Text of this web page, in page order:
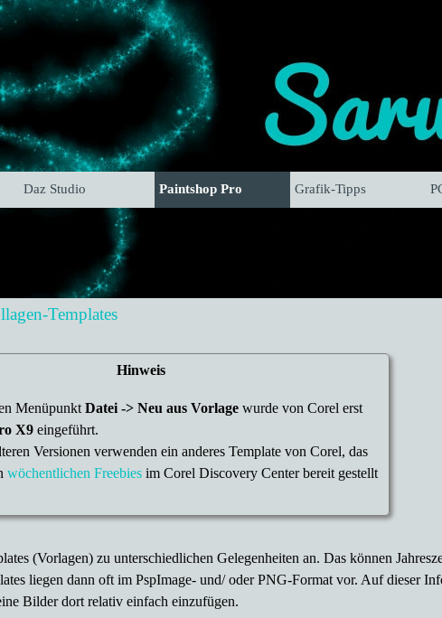
Daz Studio Paintshop Pro Grafik-Tipps
Templates
Hinweis
MenüpunktDatei -> Neu aus Vorlage wurde von Corel erst
X9 eingeführt.
Versionen verwenden ein anderes Template von Corel, das
wöchentlichen Freebies im Corel Discovery Center bereit gestellt
(Vorlagen) zu unterschiedlichen Gelegenheiten an. Das können
liegen dann oft im PspImage- und/ oder PNG-Format vor. Auf dieser
Bilder dort relativ einfach einzufügen.